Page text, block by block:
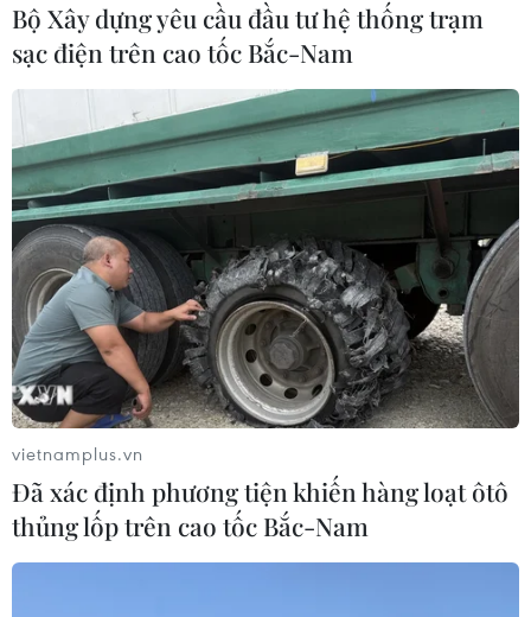
Bộ Xây dựng yêu cầu đầu tư hệ thống trạm
sạc điện trên cao tốc Bắc-Nam
vietnamplus.vn
Đã xác định phương tiện khiến hàng loạt ôtô
thủng lốp trên cao tốc Bắc-Nam